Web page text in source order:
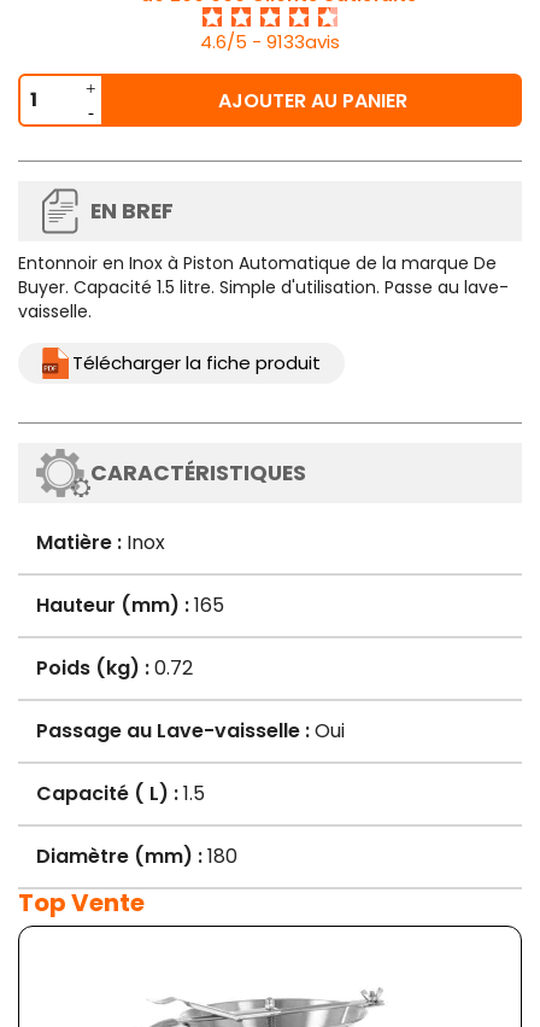
4.6/5 - 9133avis
AJOUTER AU PANIER
EN BREF
Entonnoir en Inox à Piston Automatique de la marque De
Buyer. Capacité 1.5 litre. Simple d'utilisation. Passe au lave-
vaisselle.
Télécharger la fiche produit
CARACTÉRISTIQUES
Matière : Inox
Hauteur (mm) :165
Poids (kg) :0.72
Passage au Lave-vaisselle :Oui
Capacité ( L) :1.5
Diamètre (mm) :180
Top Vente